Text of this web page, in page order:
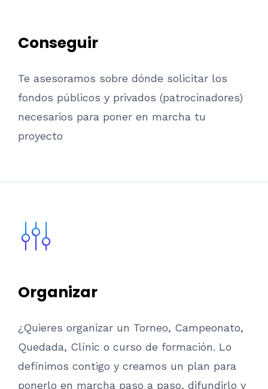
Conseguir
Te asesoramos sobre dónde solicitar los
fondos públicos y privados (patrocinadores)
necesarios para poner en marcha tu
proyecto
Organizar
¿Quieres organizar un Torneo, Campeonato,
Quedada, Clínic o curso de formación. Lo
definimos contigo y creamos un plan para
ponerlo en marcha paso a paso, difundirlo y